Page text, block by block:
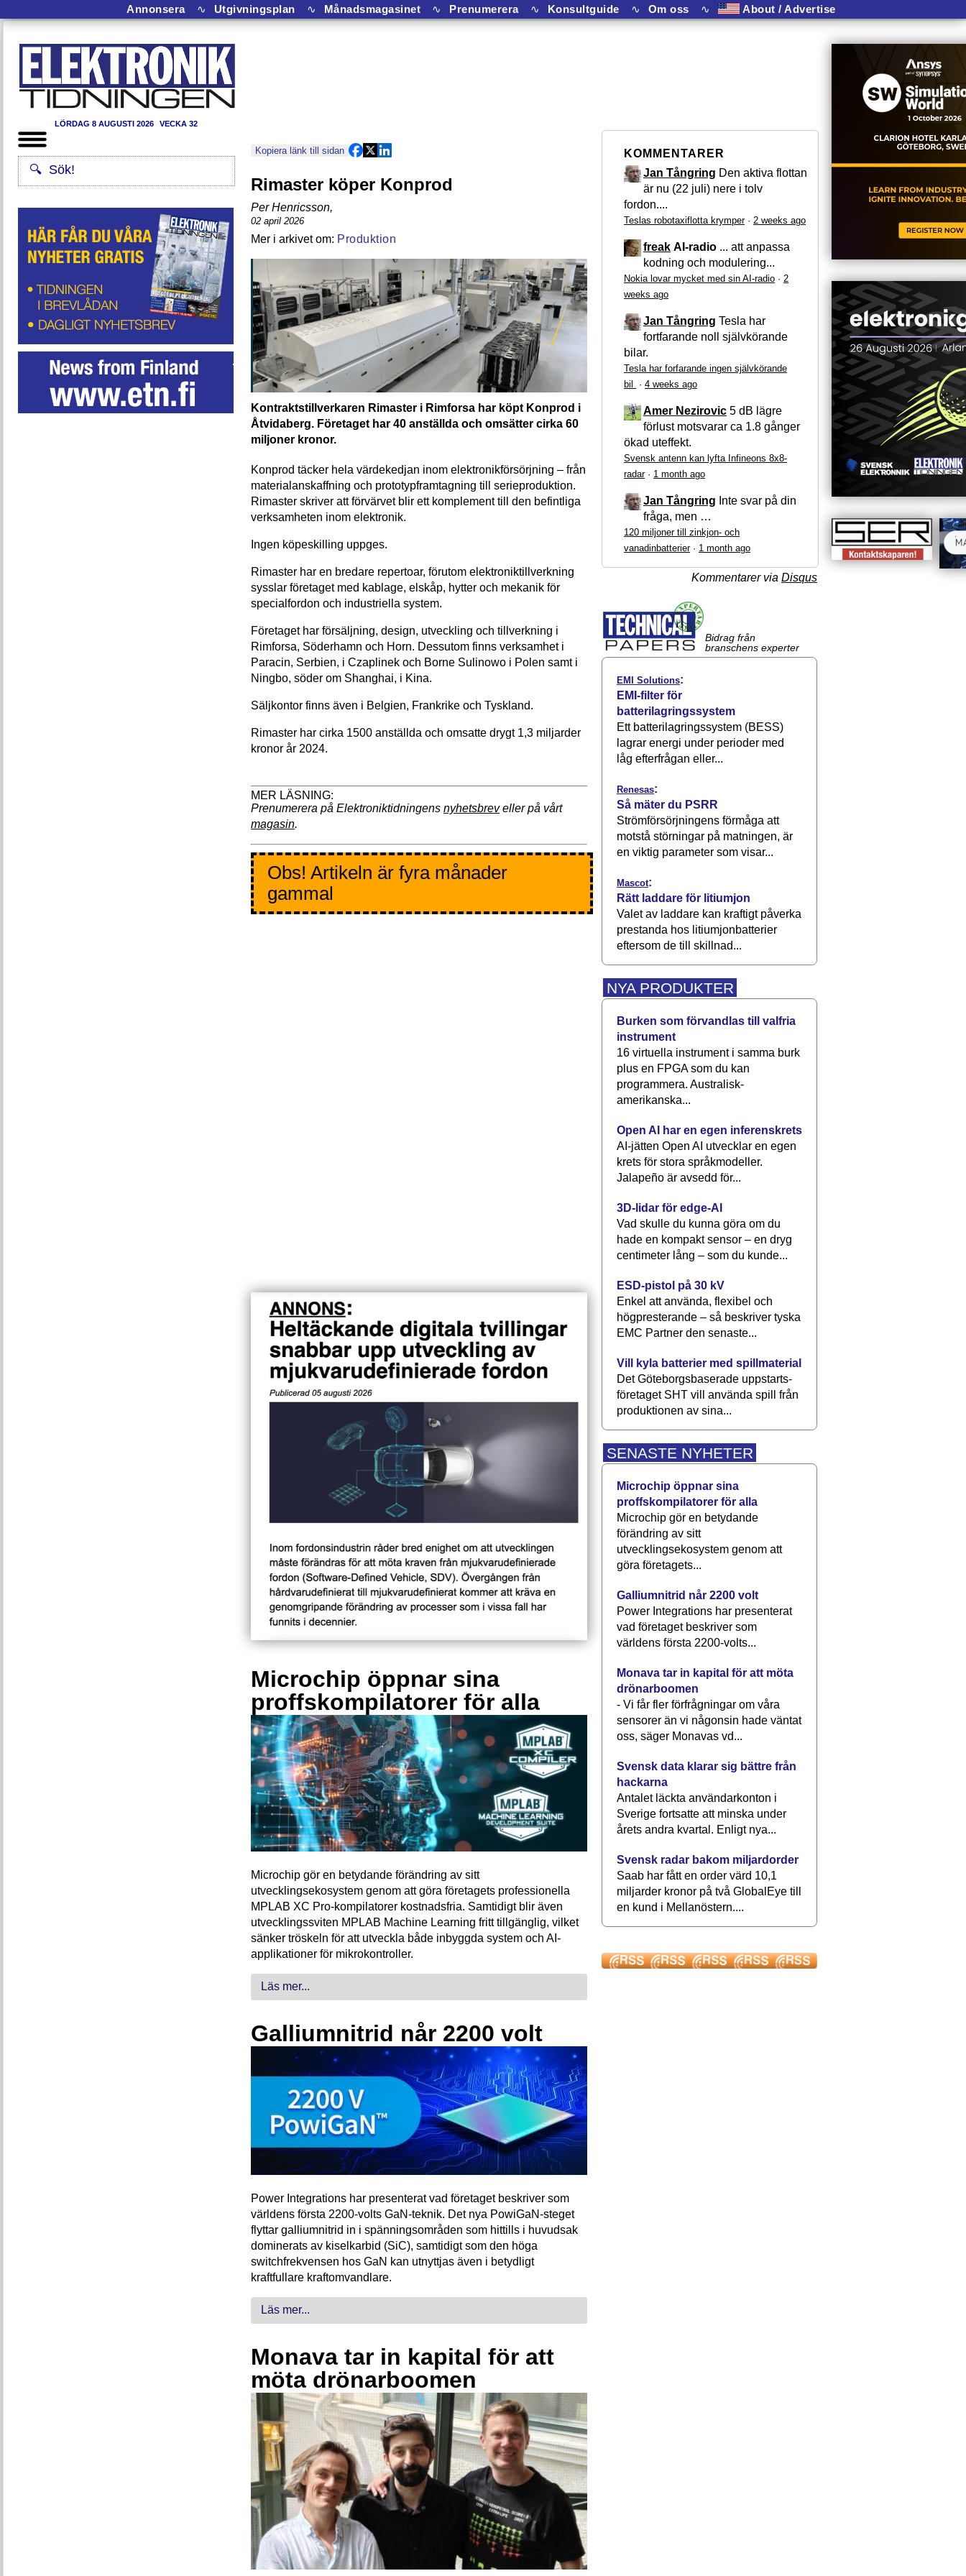
Annonsera ∿ Utgivningsplan ∿ Månadsmagasinet ∿ Prenumerera ∿ Konsultguide ∿ Om oss ∿ About / Advertise
LÖRDAG 8 AUGUSTI 2026 VECKA 32
Kopiera länk till sidan
Rimaster köper Konprod
Per Henricsson,
02 april 2026
Produktion
Kontraktstillverkaren Rimaster i Rimforsa har köpt Konprod i
Åtvidaberg. Företaget har 40 anställda och omsätter cirka 60
miljoner kronor.
Konprod täcker hela värdekedjan inom elektronikförsörjning – från
materialanskaffning och prototypframtagning till serieproduktion.
Rimaster skriver att förvärvet blir ett komplement till den befintliga
verksamheten inom elektronik.
Ingen köpeskilling uppges.
Rimaster har en bredare repertoar, förutom elektroniktillverkning
sysslar företaget med kablage, elskåp, hytter och mekanik för
specialfordon och industriella system.
Företaget har försäljning, design, utveckling och tillverkning i
Rimforsa, Söderhamn och Horn. Dessutom finns verksamhet i
Paracin, Serbien, i Czaplinek och Borne Sulinowo i Polen samt i
Ningbo, söder om Shanghai, i Kina.
Säljkontor finns även i Belgien, Frankrike och Tyskland.
Rimaster har cirka 1500 anställda och omsatte drygt 1,3 miljarder
kronor år 2024.
Prenumerera på Elektroniktidningens nyhetsbreveller på vårt
magasin.
Obs! Artikeln är fyra månader
gammal
Microchip öppnar sina
proffskompilatorer för alla
Microchip gör en betydande förändring av sitt
utvecklingsekosystem genom att göra företagets professionella
MPLAB XC Pro-kompilatorer kostnadsfria. Samtidigt blir även
utvecklingssviten MPLAB Machine Learning fritt tillgänglig, vilket
sänker tröskeln för att utveckla både inbyggda system och AI-
applikationer för mikrokontroller.
Läs mer...
Galliumnitrid når 2200 volt
Power Integrations har presenterat vad företaget beskriver som
världens första 2200-volts GaN-teknik. Det nya PowiGaN-steget
flyttar galliumnitrid in i spänningsområden som hittills i huvudsak
dominerats av kiselkarbid (SiC), samtidigt som den höga
switchfrekvensen hos GaN kan utnyttjas även i betydligt
kraftfullare kraftomvandlare.
Läs mer...
Monava tar in kapital för att
möta drönarboomen
KOMMENTARER
Jan Tångring Den aktiva flottan
är nu (22 juli) nere i tolv
fordon....
Teslas robotaxiflotta krymper· 2 weeks ago
freak AI-radio ... att anpassa
kodning och modulering...
Nokia lovar mycket med sin AI-radio · 2
weeks ago
Jan Tångring Tesla har
fortfarande noll självkörande
bilar.
Tesla har forfarande ingen självkörande
bil
· 4 weeks ago
Amer Nezirovic 5 dB lägre
förlust motsvarar ca 1.8 gånger
ökad uteffekt.
Svensk antenn kan lyfta Infineons 8x8-
radar· 1 month ago
Jan Tångring Inte svar på din
fråga, men …
120 miljoner till zinkjon- och
vanadinbatterier· 1 month ago
Kommentarer via Disqus
Bidrag från
branschens experter
EMI Solutions:
EMI-filter för
batterilagringssystem
Ett batterilagringssystem (BESS)
lagrar energi under perioder med
låg efterfrågan eller...
Renesas:
Så mäter du PSRR
Strömförsörjningens förmåga att
motstå störningar på matningen, är
en viktig parameter som visar...
Mascot:
Rätt laddare för litiumjon
Valet av laddare kan kraftigt påverka
prestanda hos litiumjonbatterier
eftersom de till skillnad...
NYA PRODUKTER
Burken som förvandlas till valfria
instrument
16 virtuella instrument i samma burk
plus en FPGA som du kan
programmera. Australisk-
amerikanska...
Open AI har en egen inferenskrets
AI-jätten Open AI utvecklar en egen
krets för stora språkmodeller.
Jalapeño är avsedd för...
3D-lidar för edge-AI
Vad skulle du kunna göra om du
hade en kompakt sensor – en dryg
centimeter lång – som du kunde...
ESD-pistol på 30 kV
Enkel att använda, flexibel och
högpresterande – så beskriver tyska
EMC Partner den senaste...
Vill kyla batterier med spillmaterial
Det Göteborgsbaserade upp­starts­
företaget SHT vill använda spill från
produktionen av sina...
SENASTE NYHETER
Microchip öppnar sina
proffskompilatorer för alla
Microchip gör en betydande
förändring av sitt
utvecklingsekosystem genom att
göra företagets...
Galliumnitrid når 2200 volt
Power Integrations har presenterat
vad företaget beskriver som
världens första 2200-volts...
Monava tar in kapital för att möta
drönarboomen
- Vi får fler förfrågningar om våra
sensorer än vi någonsin hade väntat
oss, säger Monavas vd...
Svensk data klarar sig bättre från
hackarna
Antalet läckta användarkonton i
Sverige fortsatte att minska under
årets andra kvartal. Enligt nya...
Svensk radar bakom miljardorder
Saab har fått en order värd 10,1
miljarder kronor på två GlobalEye till
en kund i Mellanöstern....